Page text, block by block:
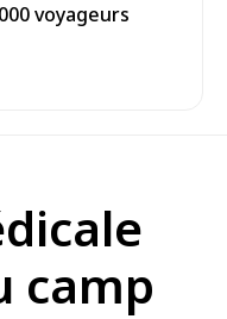
voyageurs
camp